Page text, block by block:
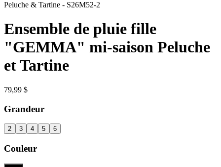
Peluche & Tartine - S26M52-2
Ensemble de pluie fille
"GEMMA" mi-saison Peluche
et Tartine
79,99 $
Grandeur
2 3 4 5 6
Couleur